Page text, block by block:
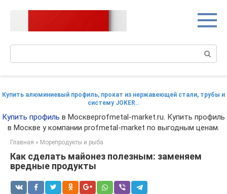
Купить алюминиевый профиль, прокат из нержавеющей стали, трубы и
систему JOKER..
Купить профиль в Москвеprofmetal-market.ru. Купить профиль
в Москве у компании profmetal-market по выгодным ценам.
Главная » Морепродукты и рыба
Как сделать майонез полезным: заменяем
вредные продукты